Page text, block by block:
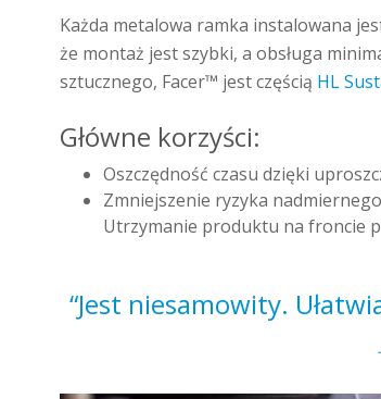
Każda metalowa ramka instalowana
że montaż jest szybki, a obsługa
sztucznego, Facer™ jest częścią HL
Główne korzyści:
Oszczędność czasu dzięki
Zmniejszenie ryzyka
Utrzymanie produktu na froncie
“Jest niesamowity.